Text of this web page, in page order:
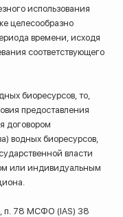
использования
целесообразно
времени, исходя
соответствующего
биоресурсов, то,
предоставления
договором
водных биоресурсов,
власти
или индивидуальным
п. 78 МСФО (IAS) 38